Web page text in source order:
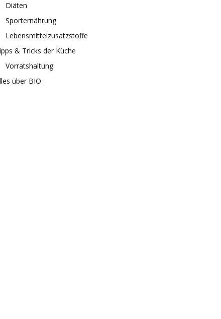
Diäten
Sporternährung
Lebensmittelzusatzstoffe
& Tricks der Küche
Vorratshaltung
über BIO